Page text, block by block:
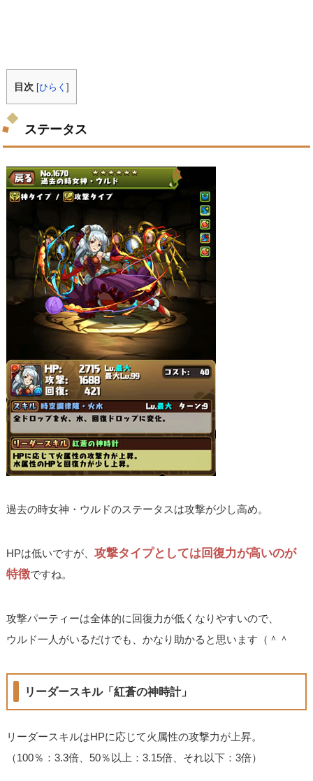
目次 [ひらく]
ステータス
過去の時女神・ウルドのステータスは攻撃が少し高め。
HPは低いですが、攻撃タイプとしては回復力が高いのが
特徴ですね。
攻撃パーティーは全体的に回復力が低くなりやすいので、
ウルド一人がいるだけでも、かなり助かると思います（＾＾
リーダースキル「紅蒼の神時計」
リーダースキルはHPに応じて火属性の攻撃力が上昇。
（100％：3.3倍、50％以上：3.15倍、それ以下：3倍）